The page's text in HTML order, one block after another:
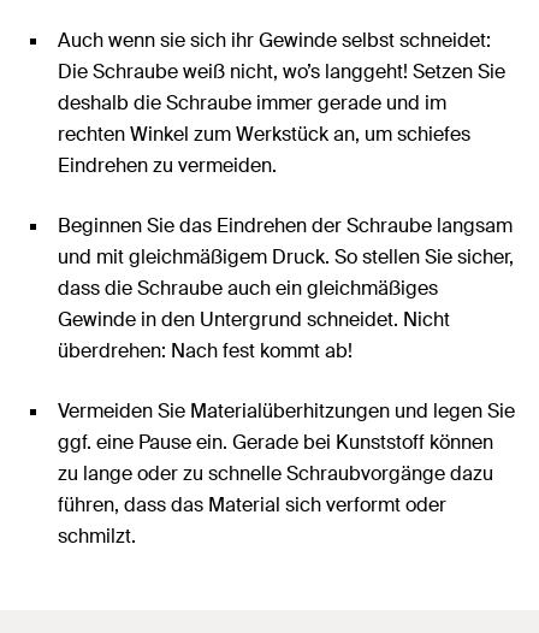
Auch wenn sie sich ihr Gewinde selbst schneidet:
Die Schraube weiß nicht, wo’s langgeht! Setzen Sie
deshalb die Schraube immer gerade und im
rechten Winkel zum Werkstück an, um schiefes
Eindrehen zu vermeiden.
Beginnen Sie das Eindrehen der Schraube langsam
und mit gleichmäßigem Druck. So stellen Sie sicher,
dass die Schraube auch ein gleichmäßiges
Gewinde in den Untergrund schneidet. Nicht
überdrehen: Nach fest kommt ab!
Vermeiden Sie Materialüberhitzungen und legen Sie
ggf. eine Pause ein. Gerade bei Kunststoff können
zu lange oder zu schnelle Schraubvorgänge dazu
führen, dass das Material sich verformt oder
schmilzt.